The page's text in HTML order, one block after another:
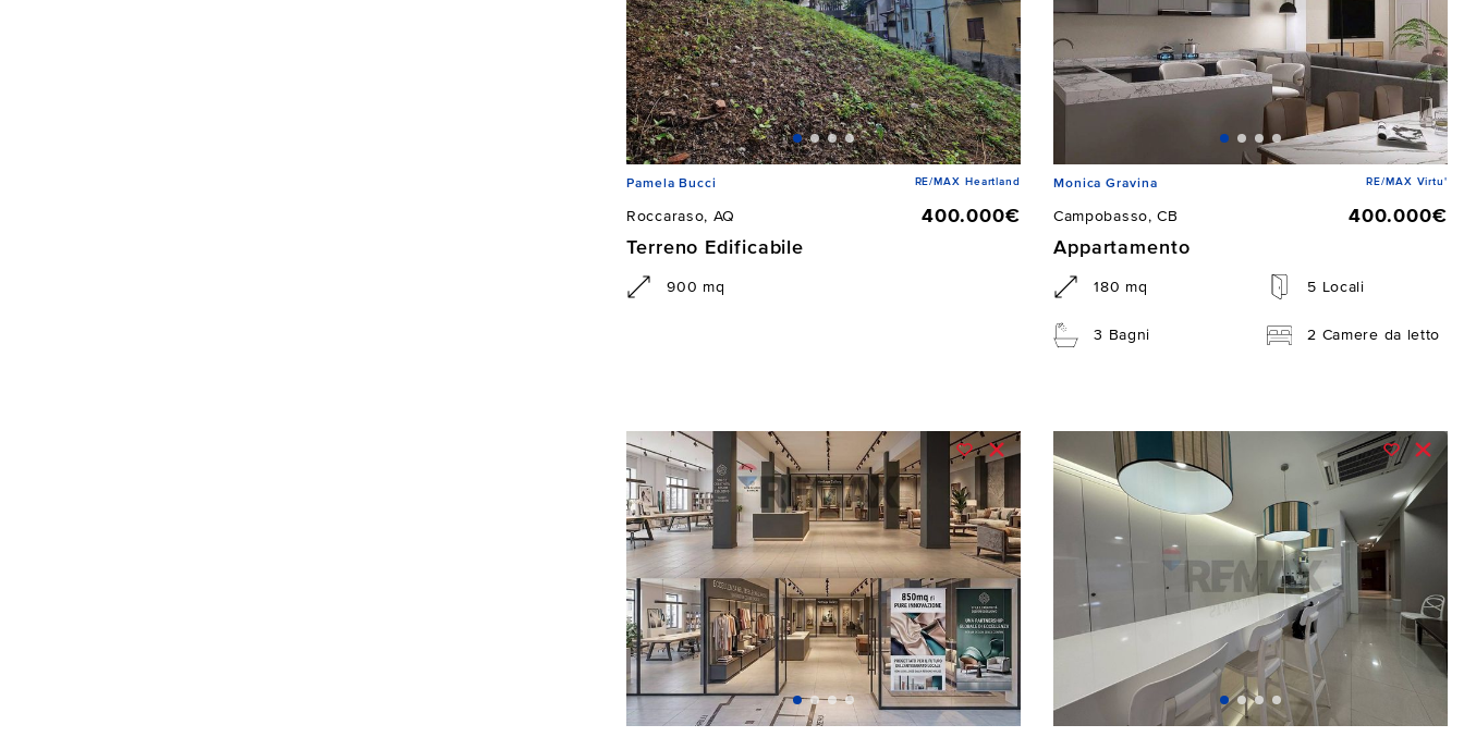
Pamela Bucci RE/MAX Heartland
Roccaraso, AQ
400.000€
Terreno Edificabile
900 mq
Monica Gravina RE/MAX Virtu'
Campobasso, CB
400.000€
Appartamento
180 mq 5 Locali
3 Bagni 2 Camere da letto